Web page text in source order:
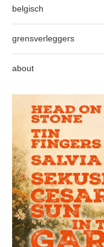
belgisch
grensverleggers
about